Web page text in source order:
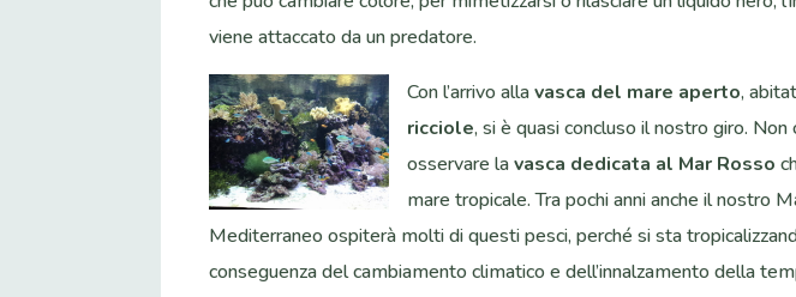
viene attaccato da un predatore.
Con l’arrivo allavasca del mare aperto,
ricciole, si è quasi concluso il nostro giro. Non
osservare lavasca dedicata al Mar Rosso
mare tropicale. Tra pochi anni anche il nostro
Mediterraneo ospiterà molti di questi pesci, perché si sta
conseguenza del cambiamento climatico e dell’innalzamento della